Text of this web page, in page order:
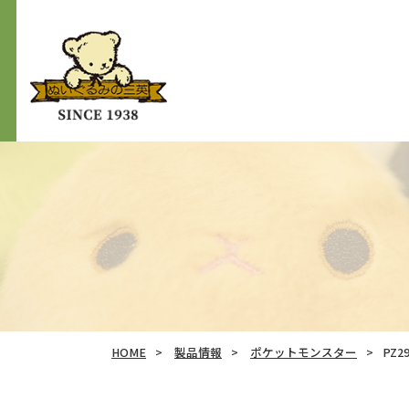
HOME 製品情報 ポケットモンスター